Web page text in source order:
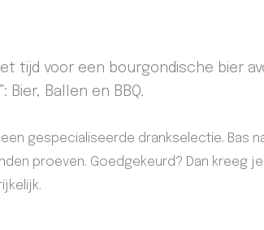
tijd voor een bourgondische bier
Bier, Ballen en BBQ.
gespecialiseerde drankselectie. Bas
proeven. Goedgekeurd? Dan kreeg